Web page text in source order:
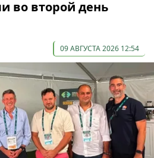
во второй день
09 АВГУСТА 2026 12:54